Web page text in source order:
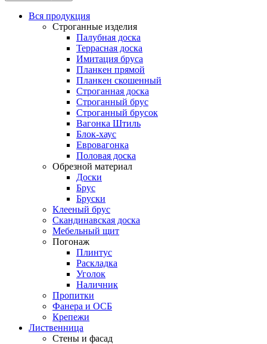
Вся продукция
Строганные изделия
Палубная доска
Террасная доска
Имитация бруса
Планкен прямой
Планкен скошенный
Строганная доска
Строганный брус
Строганный брусок
Вагонка Штиль
Блок-хаус
Евровагонка
Половая доска
Обрезной материал
Доски
Брус
Бруски
Клееный брус
Скандинавская доска
Мебельный щит
Погонаж
Плинтус
Раскладка
Уголок
Наличник
Пропитки
Фанера и ОСБ
Крепежи
Лиственница
Стены и фасад